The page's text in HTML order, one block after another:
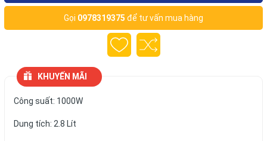
Gọi 0978319375 để tư vấn mua hàng
KHUYẾN MÃI
Công suất: 1000W
Dung tích: 2.8 Lít